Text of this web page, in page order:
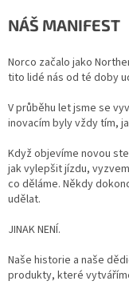
NÁŠ MANIFEST
Norco začalo jako
tito lidé nás od té doby
V průběhu let jsme se
inovacím byly vždy tím,
Když objevíme novou
jak vylepšit jízdu,
co děláme. Někdy
udělat.
JINAK NENÍ.
Naše historie a naše
produkty, které